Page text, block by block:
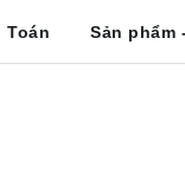
Toán Sản phẩm